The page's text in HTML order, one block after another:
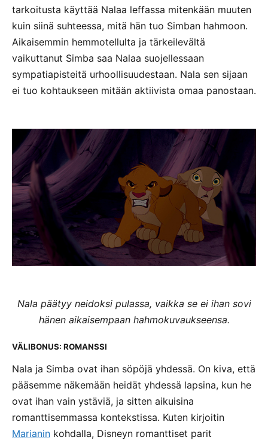
tarkoitusta käyttää Nalaa leffassa mitenkään muuten
kuin siinä suhteessa, mitä hän tuo Simban hahmoon.
Aikaisemmin hemmotellulta ja tärkeilevältä
vaikuttanut Simba saa Nalaa suojellessaan
sympatiapisteitä urhoollisuudestaan. Nala sen sijaan
ei tuo kohtaukseen mitään aktiivista omaa panostaan.
Nala päätyy neidoksi pulassa, vaikka se ei ihan sovi
hänen aikaisempaan hahmokuvaukseensa.
VÄLIBONUS: ROMANSSI
Nala ja Simba ovat ihan söpöjä yhdessä. On kiva, että
pääsemme näkemään heidät yhdessä lapsina, kun he
ovat ihan vain ystäviä, ja sitten aikuisina
romanttisemmassa kontekstissa. Kuten kirjoitin
Marianin kohdalla, Disneyn romanttiset parit